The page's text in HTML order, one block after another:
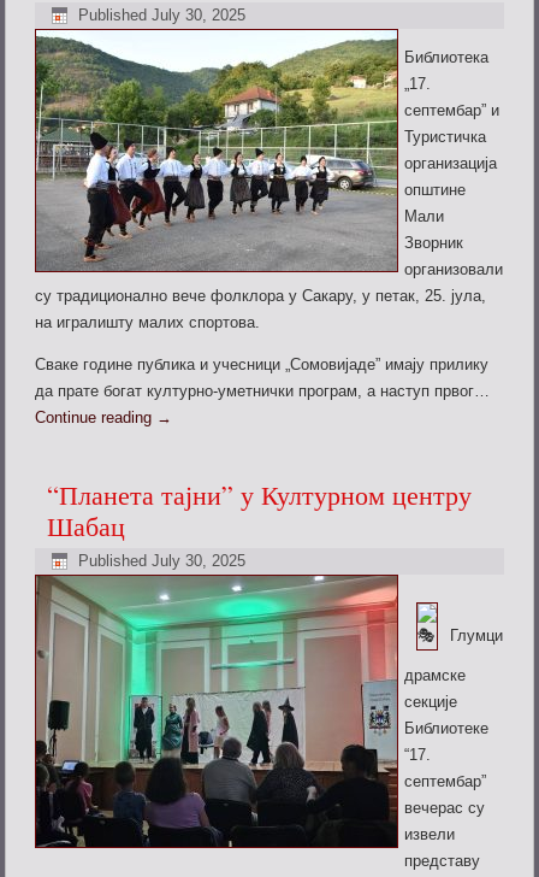
Published July 30, 2025
Библиотека
„17.
септембар” и
Туристичка
организација
општине
Мали
Зворник
организовали
су традиционално вече фолклора у Сакару, у петак, 25. јула,
на игралишту малих спортова.
Сваке године публика и учесници „Сомовијаде” имају прилику
да прате богат културно-уметнички програм, а наступ првог…
Continue reading →
“Планета тајни” у Културном центру
Шабац
Published July 30, 2025
Глумци
драмске
секције
Библиотеке
“17.
септембар”
вечерас су
извели
представу